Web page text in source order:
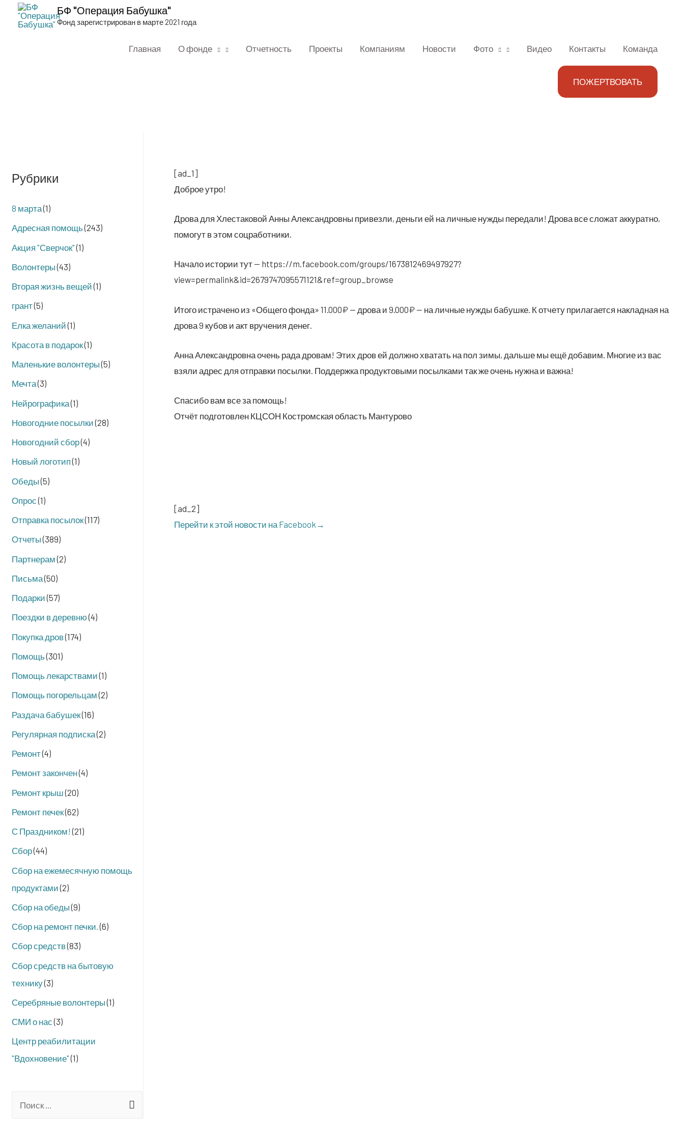
БФ "Операция Бабушка"
Фонд зарегистрирован в марте 2021 года
Главная О фонде Отчетность Проекты Компаниям Новости Фото Видео Контакты Команда
ПОЖЕРТВОВАТЬ
Рубрики
8 марта(1)
Адресная помощь(243)
Акция "Сверчок"(1)
Волонтеры(43)
Вторая жизнь вещей(1)
грант(5)
Елка желаний(1)
Красота в подарок(1)
Маленькие волонтеры(5)
Мечта(3)
Нейрографика(1)
Новогодние посылки(28)
Новогодний сбор(4)
Новый логотип(1)
Обеды(5)
Опрос(1)
Отправка посылок(117)
Отчеты(389)
Партнерам(2)
Письма(50)
Подарки(57)
Поездки в деревню(4)
Покупка дров(174)
Помощь(301)
Помощь лекарствами(1)
Помощь погорельцам(2)
Раздача бабушек(16)
Регулярная подписка(2)
Ремонт(4)
Ремонт закончен(4)
Ремонт крыш(20)
Ремонт печек(62)
С Праздником! (21)
Сбор(44)
Сбор на ежемесячную помощь
продуктами(2)
Сбор на обеды(9)
Сбор на ремонт печки.(6)
Сбор средств(83)
Сбор средств на бытовую
технику(3)
Серебряные волонтеры(1)
СМИ о нас(3)
Центр реабилитации
"Вдохновение"(1)
[ad_1]
Доб­рое утро!
Дро­ва для Хле­ста­ко­вой Анны Алек­сан­дров­ны при­вез­ли, день­ги ей на лич­ные нуж­ды пере­да­ли! Дро­ва все сло­жат акку­рат­но,
помо­гут в этом соцработники.
Нача­ло исто­рии тут — https://m.facebook.com/groups/1673812469497927?
view=permalink&id=2679747095571121&ref=group_browse
Ито­го истра­че­но из «Обще­го фон­да» 11.000₽ — дро­ва и 9.000₽ — на лич­ные нуж­ды бабуш­ке. К отче­ту при­ла­га­ет­ся наклад­ная на
дро­ва 9 кубов и акт вру­че­ния денег.
Анна Алек­сан­дров­на очень рада дро­вам! Этих дров ей долж­но хва­тать на пол зимы, даль­ше мы ещё доба­вим. Мно­гие из вас
взя­ли адрес для отправ­ки посыл­ки. Под­держ­ка про­дук­то­вы­ми посыл­ка­ми так же очень нуж­на и важна!
Спа­си­бо вам все за помощь!
Отчёт под­го­тов­лен КЦСОН Костром­ская область Мантурово
[ad_2]
Перей­ти к этой ново­сти на Facebook→